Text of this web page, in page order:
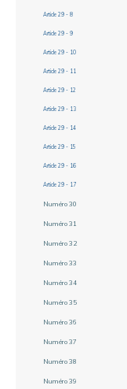
Article 29 - 8
Article 29 - 9
Article 29 - 10
Article 29 - 11
Article 29 - 12
Article 29 - 13
Article 29 - 14
Article 29 - 15
Article 29 - 16
Article 29 - 17
Numéro 30
Numéro 31
Numéro 32
Numéro 33
Numéro 34
Numéro 35
Numéro 36
Numéro 37
Numéro 38
Numéro 39